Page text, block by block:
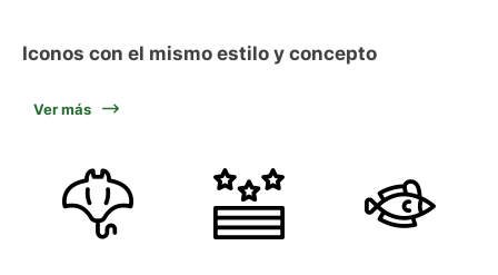
Iconos con el mismo estilo y concepto
Ver más